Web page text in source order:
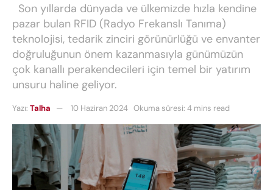
Son yıllarda dünyada ve ülkemizde hızla kendine
pazar bulan RFID (Radyo Frekanslı Tanıma)
teknolojisi, tedarik zinciri görünürlüğü ve envanter
doğruluğunun önem kazanmasıyla günümüzün
çok kanallı perakendecileri için temel bir yatırım
unsuru haline geliyor.
Yazı: Talha 10 Haziran 2024 Okuma süresi: 4 mins read